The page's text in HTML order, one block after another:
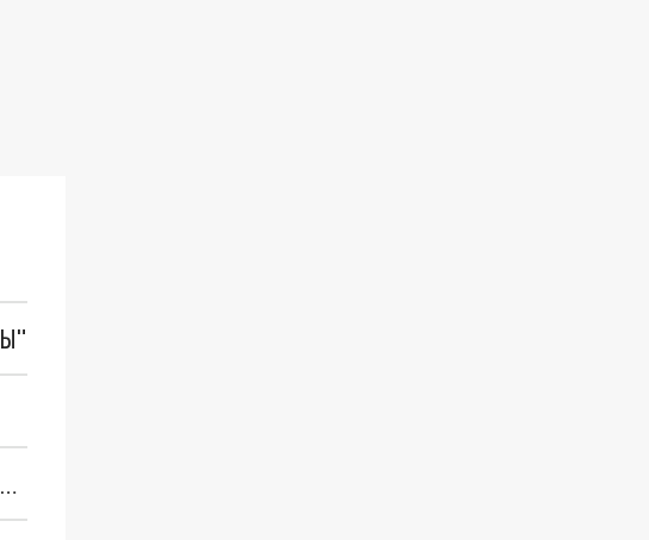
"ОЧЕНЬ ПЛОХИЕ НОВОСТИ": БОЛЬШАЯ ОШИБКА PALANTIR В РОССИИ. СТРАНЫ НАТО ВПЕРВЫЕ ЗА СВО ОСТАНОВИЛИ ПОСТАВКИ ОРУЖИЯ. ВСУ ТЕРЯЮТ ПРИГРАНИЧЬЕ?